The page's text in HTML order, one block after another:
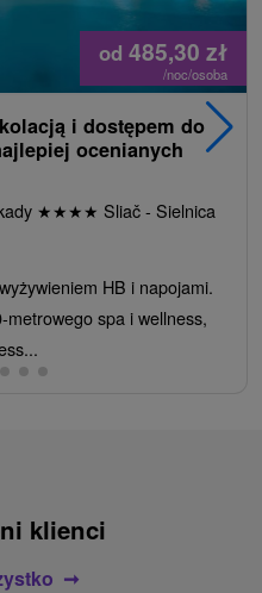
od 485,30 zł
/noc/osoba
i dostępem do
ocenianych
★★★★ Sliač - Sielnica
HB i napojami.
spa i wellness,
klienci